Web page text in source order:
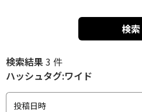
検索
検索結果3 件
ハッシュタグ:ワイド
投稿日時